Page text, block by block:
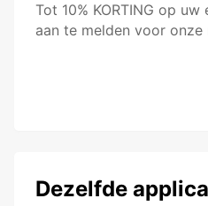
Tot 10% KORTING op
aan te melden voor onze
Dezelfde